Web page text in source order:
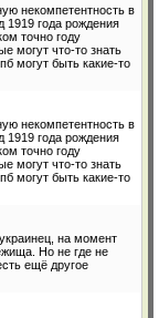
некомпетентность в
1919 года рождения
точно году
могут что-то знать
могут быть какие-то
некомпетентность в
1919 года рождения
точно году
могут что-то знать
могут быть какие-то
на момент
Но не где не
ещё другое